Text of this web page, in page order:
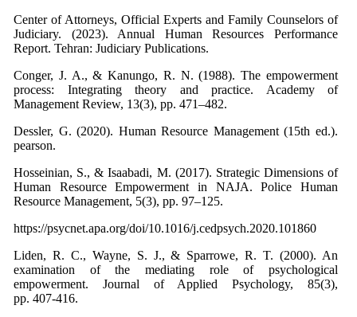
Center of Attorneys, Official Experts and Family Counselors of
Judiciary. (2023). Annual Human Resources Performance
Report. Tehran: Judiciary Publications.
Conger, J. A., & Kanungo, R. N. (1988). The empowerment
process: Integrating theory and practice. Academy of
Management Review, 13(3), pp. 471–482.
Dessler, G. (2020). Human Resource Management (15th ed.).
pearson.
Hosseinian, S., & Isaabadi, M. (2017). Strategic Dimensions of
Human Resource Empowerment in NAJA. Police Human
Resource Management, 5(3), pp. 97–125.
https://psycnet.apa.org/doi/10.1016/j.cedpsych.2020.101860
Liden, R. C., Wayne, S. J., & Sparrowe, R. T. (2000). An
examination of the mediating role of psychological
empowerment. Journal of Applied Psychology, 85(3),
pp. 407‑416.